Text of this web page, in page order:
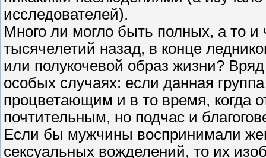
исследователей).
Много ли могло быть полных, а то
тысячелетий назад, в конце
или полукочевой образ жизни?
особых случаях: если данная
процветающим и в то время, когда
почтительным, но подчас и
Если бы мужчины воспринимали
сексуальных вожделений, то их